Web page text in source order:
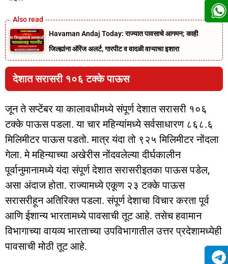
Havaman Andaj Today: राज्यात पावसाचे आगमन; काही
जिल्ह्यांना ऑरेंज अलर्ट, गारपीट व वादळी वाऱ्याचा इशारा
देशात सरासरी १०६ टक्के पाऊस
जून ते सप्टेंबर या कालावधीमध्ये संपूर्ण देशात सरासरी १०६
टक्के पाऊस पडला. या चार महिन्यांमध्ये सर्वसाधारण ८६८.६
मिलिमीटर पाऊस पडतो. मात्र यंदा तो ९२५ मिलिमीटर नोंदला
गेला. मे महिन्याच्या अखेरीस नोंदवलेल्या दीर्घकालीन
पूर्वानुमानामध्ये यंदा संपूर्ण देशात सरासरीइतका पाऊस पडेल,
असा अंदाज होता. राज्यामध्ये एकूण २३ टक्के पाऊस
सरासरीहून अतिरिक्त पडला. संपूर्ण देशाचा विचार करता पूर्व
आणि ईशान्य भारतामध्ये पावसाची तूट आहे. तसेच हवामान
विभागाच्या वायव्य भारताच्या उपविभागातील उत्तर प्रदेशामध्येही
पावसाची मोठी तूट आहे.